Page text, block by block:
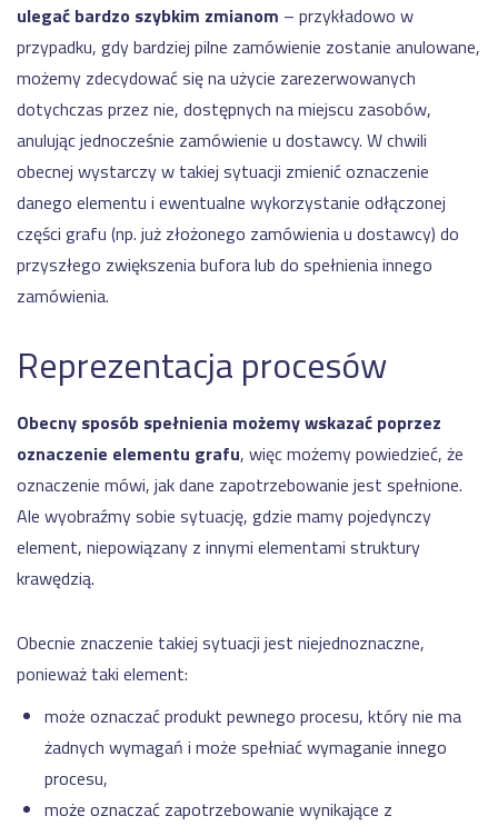
ulegać bardzo szybkim zmianom – przykładowo w
przypadku, gdy bardziej pilne zamówienie zostanie anulowane,
możemy zdecydować się na użycie zarezerwowanych
dotychczas przez nie, dostępnych na miejscu zasobów,
anulując jednocześnie zamówienie u dostawcy. W chwili
obecnej wystarczy w takiej sytuacji zmienić oznaczenie
danego elementu i ewentualne wykorzystanie odłączonej
części grafu (np. już złożonego zamówienia u dostawcy) do
przyszłego zwiększenia bufora lub do spełnienia innego
zamówienia.
Reprezentacja procesów
Obecny sposób spełnienia możemy wskazać poprzez
oznaczenie elementu grafu, więc możemy powiedzieć, że
oznaczenie mówi, jak dane zapotrzebowanie jest spełnione.
Ale wyobraźmy sobie sytuację, gdzie mamy pojedynczy
element, niepowiązany z innymi elementami struktury
krawędzią.
Obecnie znaczenie takiej sytuacji jest niejednoznaczne,
ponieważ taki element:
może oznaczać produkt pewnego procesu, który nie ma
żadnych wymagań i może spełniać wymaganie innego
procesu,
może oznaczać zapotrzebowanie wynikające z